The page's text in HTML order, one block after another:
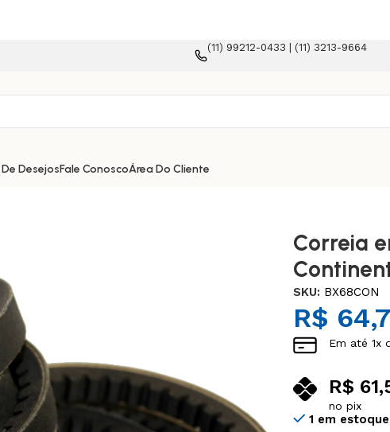
commerce!
(11) 99212-0433 | (11) 3213-9664
DesejosFale ConoscoÁrea Do Cliente
Correia
SKU: BX68CON
R$
Em até1x
R$
no pix
1 em estoque